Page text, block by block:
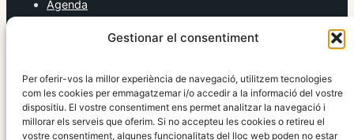
Gestionar el consentiment
Per oferir-vos la millor experiència de navegació, utilitzem tecnologies
com les cookies per emmagatzemar i/o accedir a la informació del vostre
dispositiu. El vostre consentiment ens permet analitzar la navegació i
millorar els serveis que oferim. Si no accepteu les cookies o retireu el
vostre consentiment, algunes funcionalitats del lloc web poden no estar
Agenda
Política
Societat
Tendències